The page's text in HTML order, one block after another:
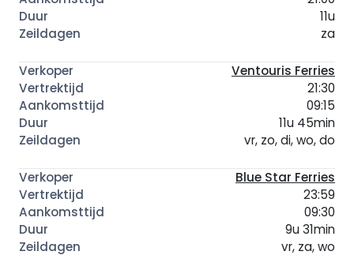
11u
za
Ventouris Ferries
21:30
09:15
11u 45min
vr, zo, di, wo, do
Blue Star Ferries
23:59
09:30
9u 31min
vr, za, wo